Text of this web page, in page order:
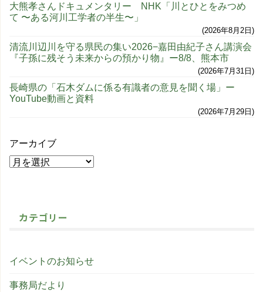
大熊孝さんドキュメンタリー NHK「川とひとをみつめ
て 〜ある河川工学者の半生〜」
2026年8月2日
清流川辺川を守る県民の集い2026−嘉田由紀子さん講演会
『子孫に残そう未来からの預かり物』ー8/8、熊本市
2026年7月31日
長崎県の「石木ダムに係る有識者の意見を聞く場」ー
YouTube動画と資料
2026年7月29日
アーカイブ
カテゴリー
イベントのお知らせ
事務局だより